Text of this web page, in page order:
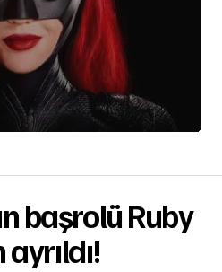
başrolü Ruby